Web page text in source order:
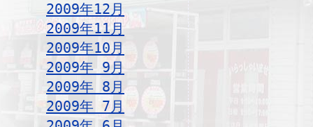
2009年12月
2009年11月
2009年10月
2009年 9月
2009年 8月
2009年 7月